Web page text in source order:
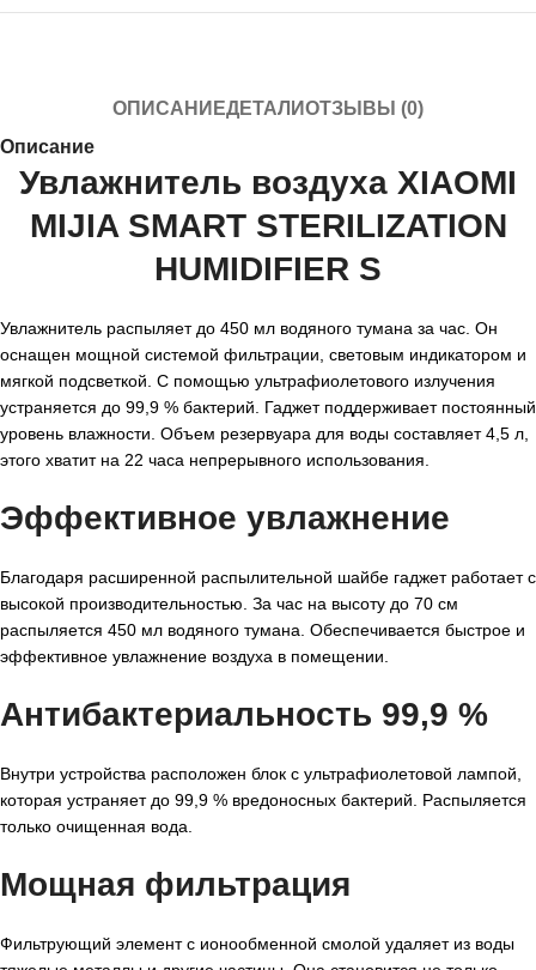
ОПИСАНИЕДЕТАЛИОТЗЫВЫ (0)
Описание
Увлажнитель воздуха XIAOMI
MIJIA SMART STERILIZATION
HUMIDIFIER S
Увлажнитель распыляет до 450 мл водяного тумана за час. Он
оснащен мощной системой фильтрации, световым индикатором и
мягкой подсветкой. С помощью ультрафиолетового излучения
устраняется до 99,9 % бактерий. Гаджет поддерживает постоянный
уровень влажности. Объем резервуара для воды составляет 4,5 л,
этого хватит на 22 часа непрерывного использования.
Эффективное увлажнение
Благодаря расширенной распылительной шайбе гаджет работает с
высокой производительностью. За час на высоту до 70 см
распыляется 450 мл водяного тумана. Обеспечивается быстрое и
эффективное увлажнение воздуха в помещении.
Антибактериальность 99,9 %
Внутри устройства расположен блок с ультрафиолетовой лампой,
которая устраняет до 99,9 % вредоносных бактерий. Распыляется
только очищенная вода.
Мощная фильтрация
Фильтрующий элемент с ионообменной смолой удаляет из воды